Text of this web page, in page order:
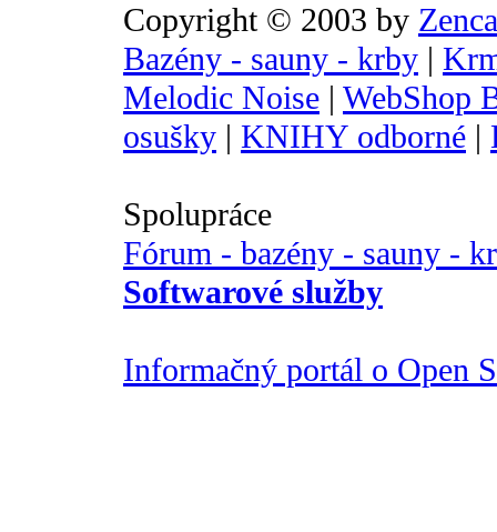
Copyright © 2003 by
Bazény - sauny - krby |
Melodic Noise | WebShop
osušky | KNIHY odborné |
Spolupráce
Fórum - bazény - sauny -
Softwarové služby
Informačný portál o Open